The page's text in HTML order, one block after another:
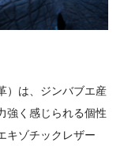
）は、ジンバブエ産
強く感じられる個性
キゾチックレザー